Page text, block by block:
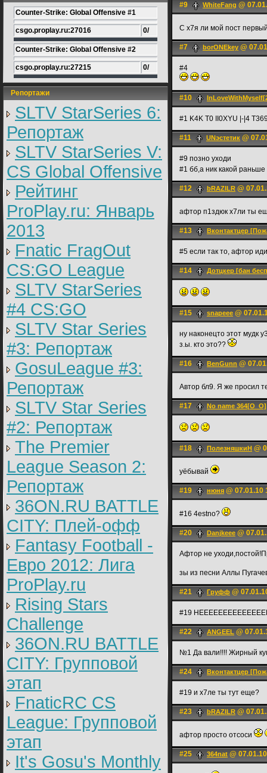
Counter-Strike: Global Offensive #1
csgo.proplay.ru:27016 0/
Counter-Strike: Global Offensive #2
csgo.proplay.ru:27215 0/
Репортажи
SLTV StarSeries 6:
Репортаж
SLTV StarSeries V:
CS Global Offensive
Рейтинг
ProPlay.ru: Январь
2013
Fnatic FragOut
CS:GO League
SLTV StarSeries
#4 CS:GO
SLTV Star Series
#3: Репортаж
GosuLeague #3:
Репортаж
SLTV Star Series
#2: Репортаж
The Premier
League Season 2:
Репортаж
36ON.RU BATTLE
CITY: Плей-офф
Fantasy Football -
Евро 2012: Лига
ProPlay.ru
Rising Stars
Challenge
36ON.RU BATTLE
CITY: Групповой
этап
FnaticRC CS
League: Групповой
этап
It's Gosu's Monthly
#9 WhiteFаng @
С х7я ли мой пост
#7 borONEkey @
#4
#10
#1 K4K T0 II0XYU |-|4
#11 UNэстетик @
#9 позно уходи
#1 бб,а ник какой
#12 bRAZILR @
афтор п1здюк х7ли ты
#13 Вконтактцер
#5 если так то, афтор
#14 Дотцкер [бан
#15 snapeee @
ну наконецто этот мудк
з.ы. кто это??
#16 BenGunn @
Автор бл9. Я же просил
#17 No name 364[О_О]
#18 ПoлезняшкиH @
уёбывай
#19 нюня @ 07.01.10
#16 4estno?
#20 Danjkeee @
Афтор не
зы из песни Аллы
#21 Груфф @
#19
#22 ANGEEL @
№1 Да вали!!!! Жирный
#24 Вконтактцер
#19 и х7ле ты тут еще?
#23 bRAZILR @
афтор просто отсоси
#25 364nat @